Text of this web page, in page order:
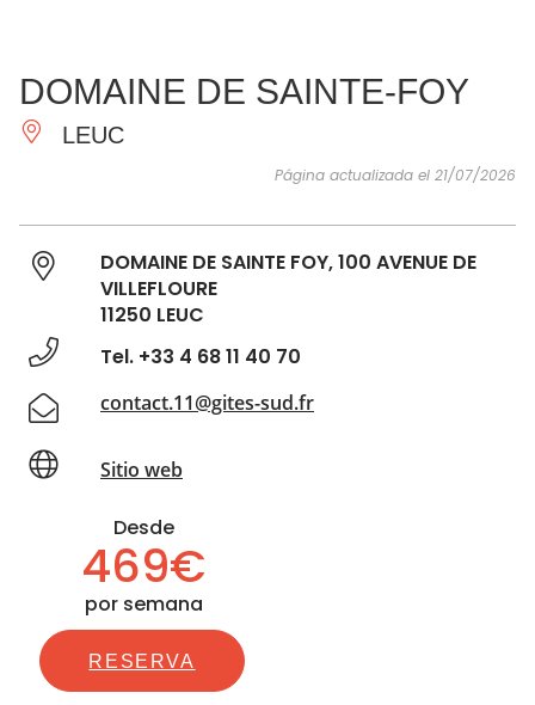
IMPRESCINDIBLES
HACER
INSPIRACIONES
DOMAINE DE SAINTE-FOY
LEUC
Página actualizada el 21/07/2026
DOMAINE DE SAINTE FOY, 100 AVENUE DE
VILLEFLOURE
11250 LEUC
Tel. +33 4 68 11 40 70
contact.11@gites-sud.fr
Sitio web
Desde
469€
por semana
RESERVA